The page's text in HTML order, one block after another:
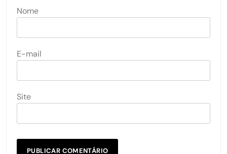
Nome
E-mail
Site